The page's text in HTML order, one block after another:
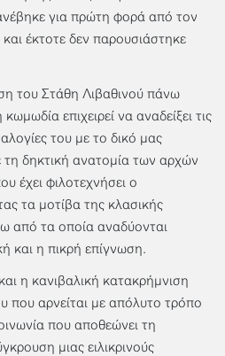
για πρώτη φορά από τον
έκτοτε δεν παρουσιάστηκε
του Στάθη Λιβαθινού πάνω
επιχειρεί να αναδείξει τις
του με το δικό μας
τη δηκτική ανατομία των αρχών
έχει φιλοτεχνήσει ο
τα μοτίβα της κλασικής
από τα οποία αναδύονται
και η πικρή επίγνωση.
η κανιβαλική κατακρήμνιση
που αρνείται με απόλυτο τρόπο
που αποθεώνει τη
μιας ειλικρινούς